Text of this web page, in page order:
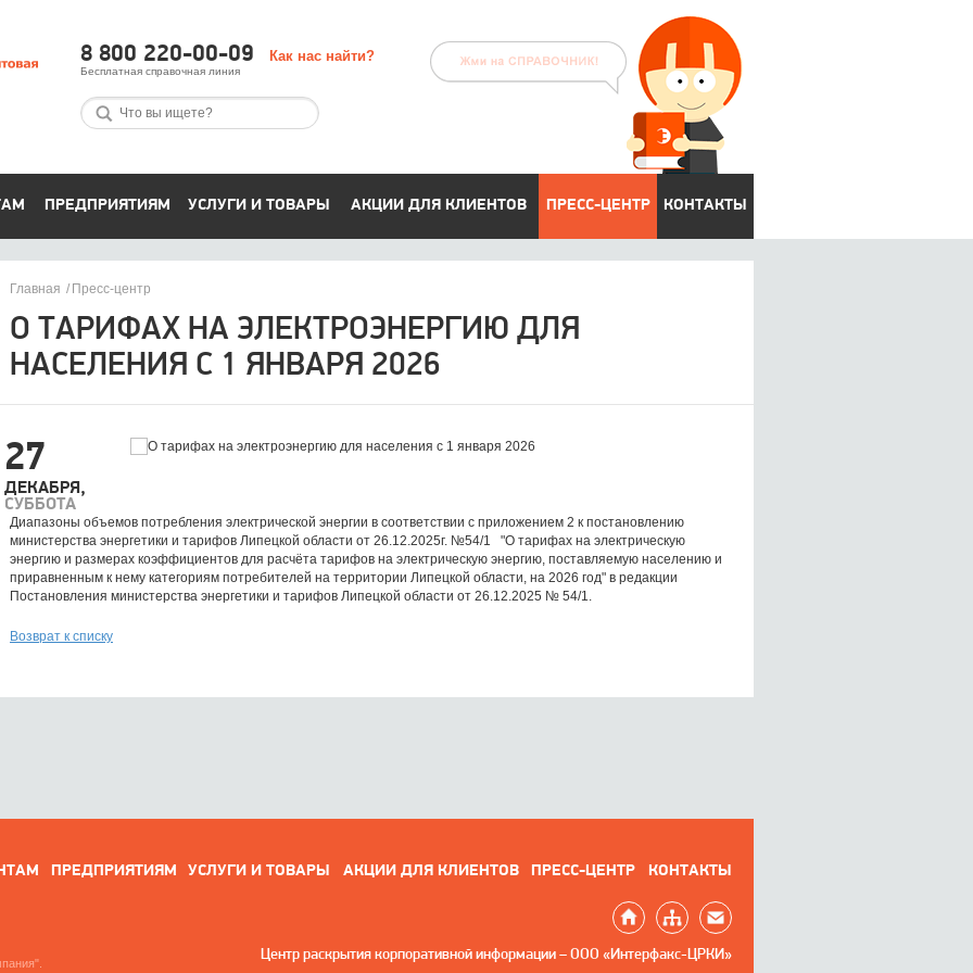
8 800 220-00-09 Как нас найти?
Бесплатная справочная линия
ПРЕДПРИЯТИЯМ УСЛУГИ И ТОВАРЫ АКЦИИ ДЛЯ КЛИЕНТОВ ПРЕСС-ЦЕНТР КОНТАКТЫ
Главная Пресс-центр
О ТАРИФАХ НА ЭЛЕКТРОЭНЕРГИЮ ДЛЯ
НАСЕЛЕНИЯ С 1 ЯНВАРЯ 2026
27
ДЕКАБРЯ,
СУББОТА
Диапазоны объемов потребления электрической энергии в соответствии с приложением 2 к постановлению
министерства энергетики и тарифов Липецкой области от 26.12.2025г. №54/1 "О тарифах на электрическую
энергию и размерах коэффициентов для расчёта тарифов на электрическую энергию, поставляемую населению и
приравненным к нему категориям потребителей на территории Липецкой области, на 2026 год" в редакции
Постановления министерства энергетики и тарифов Липецкой области от 26.12.2025 № 54/1.
Возврат к списку
ПРЕДПРИЯТИЯМ УСЛУГИ И ТОВАРЫ АКЦИИ ДЛЯ КЛИЕНТОВ ПРЕСС-ЦЕНТР КОНТАКТЫ
Центр раскрытия корпоративной информации – ООО «Интерфакс-ЦРКИ»